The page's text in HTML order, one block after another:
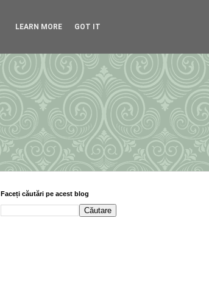
Faceți căutări pe acest blog
LEARN MORE GOT IT